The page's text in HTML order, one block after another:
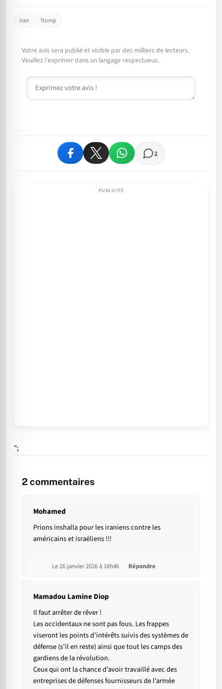
Iran Trump
Votre avis sera publié et visible par des milliers de lecteurs.
Veuillez l'exprimer dans un langage respectueux.
Commentaire
2
";
2commentaires
Mohamed
Prions inshalla pour les iraniens contre les
américains et israéliens !!!
Le 26 janvier 2026 à 16h46 Répondre
Mamadou Lamine Diop
Il faut arrêter de rêver !
Les occidentaux ne sont pas fous. Les frappes
viseront les points d’intérêts suivis des systèmes de
défense (s’il en reste) ainsi que tout les camps des
gardiens de la révolution.
Ceux qui ont la chance d’avoir travaillé avec des
entreprises de défenses fournisseurs de l’armée